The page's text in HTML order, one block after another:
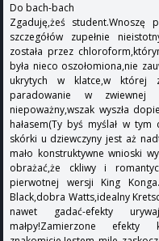
Do bach-bach
Zgaduję,żeś
szczegółów zupełnie
została przez
była nieco oszołomiona,nie
ukrytych w klatce,w której
paradowanie w
niepoważny,wszak wyszła
hałasem(Ty byś myślał w
skórki u dziewczyny jest aż
mało konstruktywne wnioski
obrażać,że ckliwy i
pierwotnej wersji King
Black,dobra Watts,idealny
nawet gadać-efekty
małpy!Zamierzone